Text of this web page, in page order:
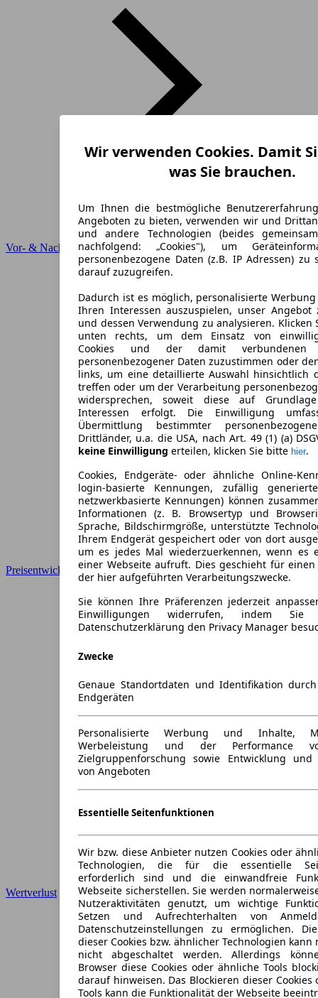
Wir verwenden Cookies. Damit
was Sie brauchen.
Um Ihnen die bestmögliche
Angeboten zu bieten, verwenden wir und
und andere Technologien (beides
nachfolgend: „Cookies"), um
personenbezogene Daten (z.B. IP Adressen) zu
darauf zuzugreifen.
Dadurch ist es möglich, personalisierte
Ihren Interessen auszuspielen, unser Angebot
und dessen Verwendung zu analysieren. Klicken
unten rechts, um dem Einsatz von
Cookies und der damit verbundenen
personenbezogener Daten zuzustimmen oder
links, um eine detaillierte Auswahl hinsichtlich
treffen oder um der Verarbeitung
widersprechen, soweit diese auf
Interessen erfolgt. Die Einwilligung
Übermittlung bestimmter
Drittländer, u.a. die USA, nach Art. 49 (1) (a)
keine Einwilligung erteilen, klicken Sie bitte hier.
Cookies, Endgeräte- oder ähnliche Online-
login-basierte Kennungen, zufällig
netzwerkbasierte Kennungen) können
Informationen (z. B. Browsertyp und
Sprache, Bildschirmgröße, unterstützte
Ihrem Endgerät gespeichert oder von dort
um es jedes Mal wiederzuerkennen, wenn es
einer Webseite aufruft. Dies geschieht für
der hier aufgeführten Verarbeitungszwecke.
Sie können Ihre Präferenzen jederzeit
Einwilligungen widerrufen, indem
Datenschutzerklärung den Privacy Manager
Zwecke
Genaue Standortdaten und Identifikation
Endgeräten
Personalisierte Werbung und Inhalte,
Werbeleistung und der Performance
Zielgruppenforschung sowie Entwicklung und
von Angeboten
Essentielle Seitenfunktionen
Wir bzw. diese Anbieter nutzen Cookies oder
Technologien, die für die essentielle
erforderlich sind und die einwandfreie
Webseite sicherstellen. Sie werden
Nutzeraktivitäten genutzt, um wichtige
Setzen und Aufrechterhalten von
Datenschutzeinstellungen zu ermöglichen.
dieser Cookies bzw. ähnlicher Technologien kann
nicht abgeschaltet werden. Allerdings
Browser diese Cookies oder ähnliche Tools
darauf hinweisen. Das Blockieren dieser
Tools kann die Funktionalität der Webseite
Vor- & Nachteile
Preisentwicklung
Wertverlust